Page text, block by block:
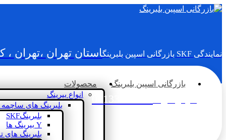
نمایندگی SKF بازرگانی اسپین بلبرینگ استان تهران ،تهران ،
02133936833
بازرگانی اسپین بلبرینگ محصولات
انواع بیرینگ
بلبرینگ های ساچمه
بلبرینگSKF
Y بیرینگ ها
بلبرینگ های